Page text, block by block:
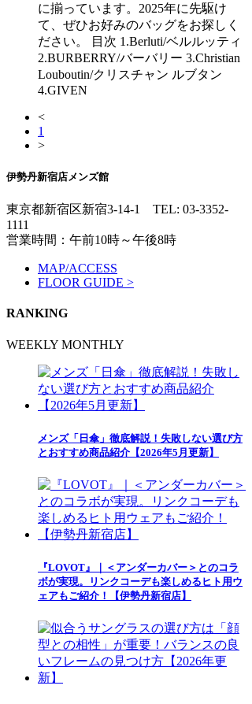
に揃っています。2025年に先駆け
て、ぜひお好みのバッグをお探しく
ださい。 目次 1.Berluti/ベルルッティ
2.BURBERRY/バーバリー 3.Christian
Louboutin/クリスチャン ルブタン
4.GIVEN
<
1
>
伊勢丹新宿店メンズ館
東京都新宿区新宿3-14-1 TEL: 03-3352-
1111
営業時間：午前10時～午後8時
MAP/ACCESS
FLOOR GUIDE >
RANKING
WEEKLY MONTHLY
メンズ「日傘」徹底解説！失敗しない選び方
とおすすめ商品紹介【2026年5月更新】
『LOVOT』｜＜アンダーカバー＞とのコラ
ボが実現。リンクコーデも楽しめるヒト用ウ
ェアもご紹介！【伊勢丹新宿店】